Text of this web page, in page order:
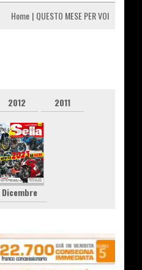
Home QUESTO MESE PER VOI
2012 2011
Dicembre